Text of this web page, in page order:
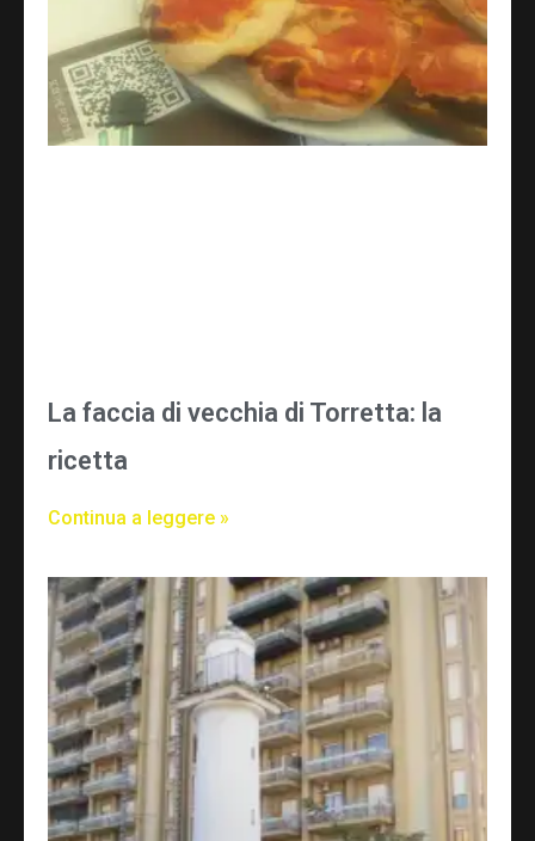
La faccia di vecchia di Torretta: la
ricetta
Continua a leggere »